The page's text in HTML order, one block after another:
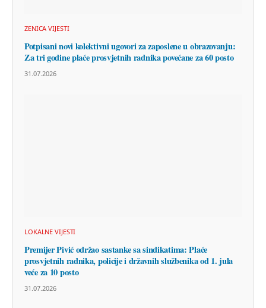
ZENICA VIJESTI
Potpisani novi kolektivni ugovori za zaposlene u obrazovanju:
Za tri godine plaće prosvjetnih radnika povećane za 60 posto
31.07.2026
LOKALNE VIJESTI
Premijer Pivić održao sastanke sa sindikatima: Plaće
prosvjetnih radnika, policije i državnih službenika od 1. jula
veće za 10 posto
31.07.2026